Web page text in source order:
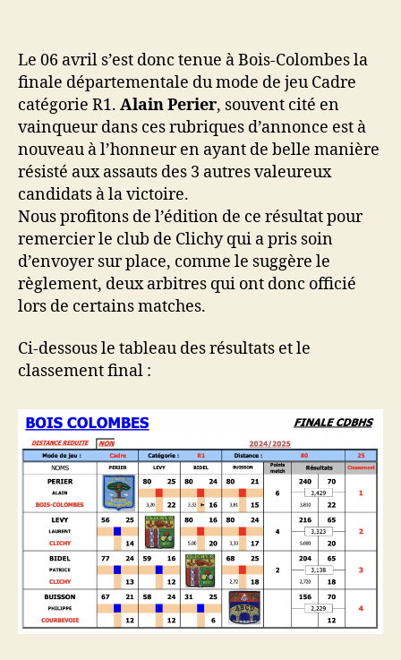
Cadre
R1
Le 06 avril s’est donc tenue à Bois-Colombes la
finale départementale du mode de jeu Cadre
catégorie R1. Alain Perier, souvent cité en
vainqueur dans ces rubriques d’annonce est à
nouveau à l’honneur en ayant de belle manière
résisté aux assauts des 3 autres valeureux
candidats à la victoire.
Nous profitons de l’édition de ce résultat pour
remercier le club de Clichy qui a pris soin
d’envoyer sur place, comme le suggère le
règlement, deux arbitres qui ont donc officié
lors de certains matches.
Ci-dessous le tableau des résultats et le
classement final :